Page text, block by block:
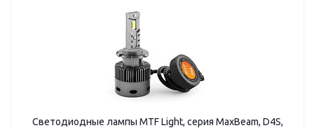
Светодиодные лампы MTF Light, серия MaxBeam, D4S,